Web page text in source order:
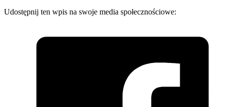
Udostępnij ten wpis na swoje media społecznościowe: